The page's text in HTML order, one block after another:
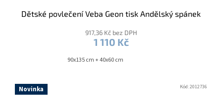
Dětské povlečení Veba Geon tisk Andělský spánek
917,36 Kč bez DPH
1 110 Kč
90x135 cm + 40x60 cm
Novinka Kód:2012736